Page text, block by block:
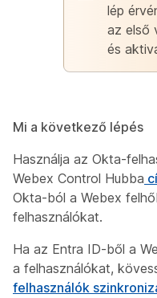
lép
az első
és
Mi a következő lépés
Használja az Okta-
Webex Control Hubba
Okta-ból a Webex
felhasználókat.
Ha az Entra ID-ből a
a felhasználókat,
felhasználók